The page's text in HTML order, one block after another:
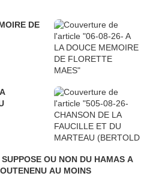
DE
OU NON DU HAMAS A
AU MOINS